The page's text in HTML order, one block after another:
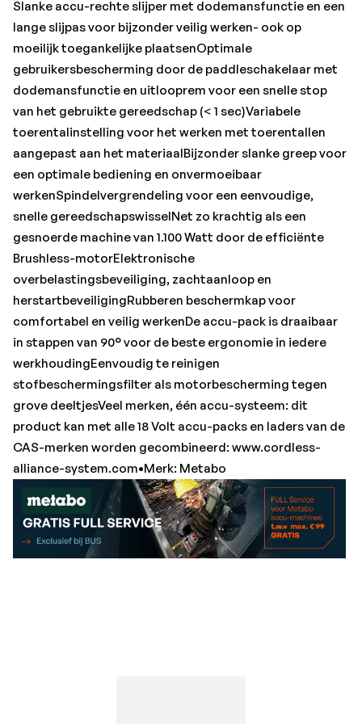
grove deeltjesVeel merken, één accu-systeem: dit
product kan met alle 18 Volt accu-packs en laders van de
CAS-merken worden gecombineerd: www.cordless-
alliance-system.com•Merk: Metabo
Slanke accu-rechte slijper met dodemansfunctie en een
lange slijpas voor bijzonder veilig werken- ook op
moeilijk toegankelijke plaatsenOptimale
gebruikersbescherming door de paddleschakelaar met
dodemansfunctie en uitlooprem voor een snelle stop
van het gebruikte gereedschap (< 1 sec)Variabele
toerentalinstelling voor het werken met toerentallen
aangepast aan het materiaalBijzonder slanke greep voor
een optimale bediening en onvermoeibaar
werkenSpindelvergrendeling voor een eenvoudige,
snelle gereedschapswisselNet zo krachtig als een
gesnoerde machine van 1.100 Watt door de efficiënte
Brushless-motorElektronische
overbelastingsbeveiliging, zachtaanloop en
herstartbeveiligingRubberen beschermkap voor
comfortabel en veilig werkenDe accu-pack is draaibaar
in stappen van 90° voor de beste ergonomie in iedere
werkhoudingEenvoudig te reinigen
stofbeschermingsfilter als motorbescherming tegen
grove deeltjesVeel merken, één accu-systeem: dit
product kan met alle 18 Volt accu-packs en laders van de
CAS-merken worden gecombineerd: www.cordless-
alliance-system.com•Merk: Metabo